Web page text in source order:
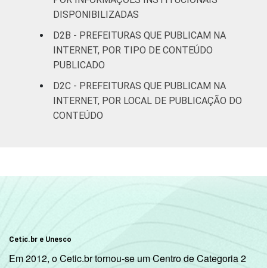
Mais de
habitantes
Estudos para o Desenvolvimento da
Sociedade da Informação (Cetic.br),
Pesquisa sobre o uso das tecnologias de
DISPONIBILIZADAS
D2B - PREFEITURAS QUE PUBLICAM NA
INTERNET, POR TIPO DE CONTEÚDO
PUBLICADO
D2C - PREFEITURAS QUE PUBLICAM NA
INTERNET, POR LOCAL DE PUBLICAÇÃO DO
CONTEÚDO
Cetic.br e Unesco
Em 2012, o Cetic.br tornou-se um Centro de Categoria 2